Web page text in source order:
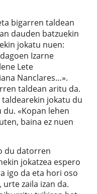
bigarren taldean
dauden batzuekin
jokatu nuen:
Izarne
Lete
Nanclares…».
taldean aritu da.
jokatu du
«Kopan lehen
baina ez nuen
du datorren
jokatzea espero
igo da eta hori oso
zaila izan da.